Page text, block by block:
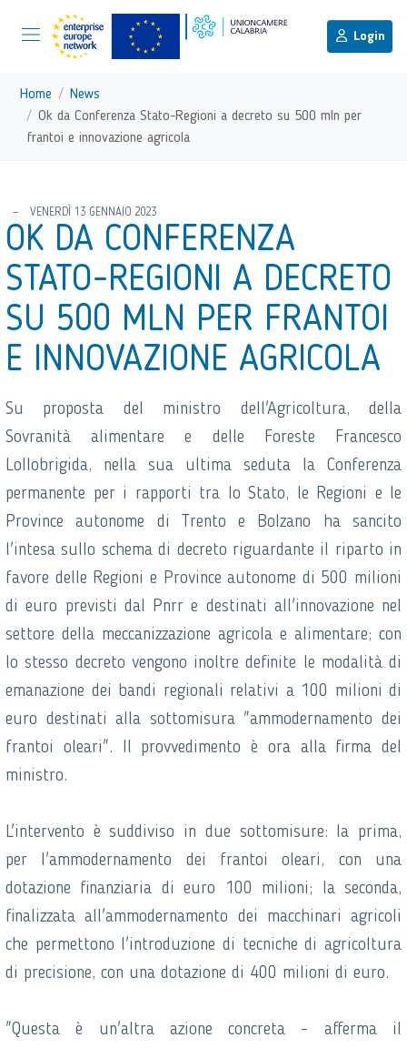
Vai ai contenuti
Login
torna al menu di scelta rapida
Menu di navigazione principale
Home
News
Ok da Conferenza Stato-Regioni a decreto su 500 mln per
frantoi e innovazione agricola
VENERDÌ 13 GENNAIO 2023
OK DA CONFERENZA
STATO-REGIONI A DECRETO
SU 500 MLN PER FRANTOI
E INNOVAZIONE AGRICOLA
Su proposta del ministro dell'Agricoltura, della
Sovranità alimentare e delle Foreste Francesco
Lollobrigida, nella sua ultima seduta la Conferenza
permanente per i rapporti tra lo Stato, le Regioni e le
Province autonome di Trento e Bolzano ha sancito
l'intesa sullo schema di decreto riguardante il riparto in
favore delle Regioni e Province autonome di 500 milioni
di euro previsti dal Pnrr e destinati all'innovazione nel
settore della meccanizzazione agricola e alimentare; con
lo stesso decreto vengono inoltre definite le modalità di
emanazione dei bandi regionali relativi a 100 milioni di
euro destinati alla sottomisura "ammodernamento dei
frantoi oleari". Il provvedimento è ora alla firma del
ministro.
L'intervento è suddiviso in due sottomisure: la prima,
per l'ammodernamento dei frantoi oleari, con una
dotazione finanziaria di euro 100 milioni; la seconda,
finalizzata all'ammodernamento dei macchinari agricoli
che permettono l'introduzione di tecniche di agricoltura
di precisione, con una dotazione di 400 milioni di euro.
"Questa è un'altra azione concreta - afferma il